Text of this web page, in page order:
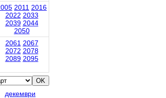
2011 2016
2022 2033
2039 2044
2050
2061 2067
2072 2078
2089 2095
декември